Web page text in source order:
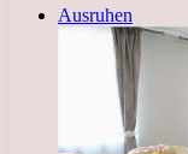
Ausruhen